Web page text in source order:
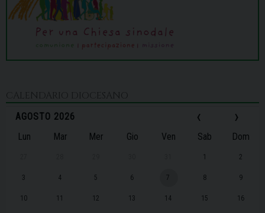
CALENDARIO DIOCESANO
‹
AGOSTO 2026 ›
Lun Mar Mer Gio Ven Sab Dom
1 2
3 4 5 6 7 8 9
10 11 12 13 14 15 16